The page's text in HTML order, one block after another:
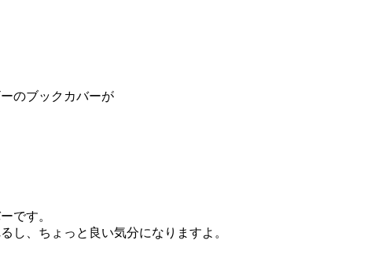
のブックカバーが
です。
し、ちょっと良い気分になりますよ。